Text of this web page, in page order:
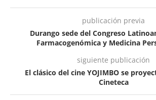
publicación previa
Durango sede del Congreso
Farmacogenómica y Medicina
siguiente publicación
El clásico del cine YOJIMBO se
Cineteca